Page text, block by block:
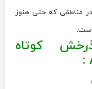
مناطقی که حتی هنوز
است.
کوتاه